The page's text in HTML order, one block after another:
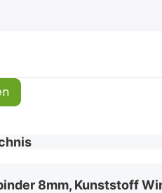
8mm, Kunststoff